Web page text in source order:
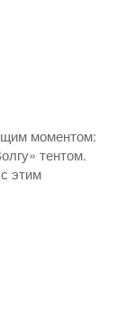
моментом:
тентом.
этим